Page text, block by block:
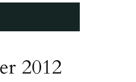
2012